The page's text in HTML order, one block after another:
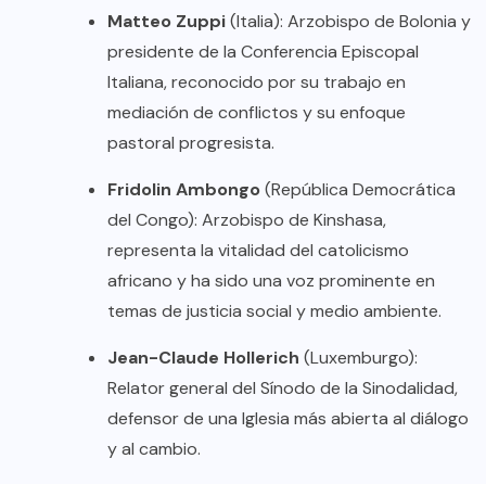
Matteo Zuppi(Italia): Arzobispo de Bolonia y
presidente de la Conferencia Episcopal
Italiana, reconocido por su trabajo en
mediación de conflictos y su enfoque
pastoral progresista.
Fridolin Ambongo(República Democrática
del Congo): Arzobispo de Kinshasa,
representa la vitalidad del catolicismo
africano y ha sido una voz prominente en
temas de justicia social y medio ambiente.
Jean-Claude Hollerich (Luxemburgo):
Relator general del Sínodo de la Sinodalidad,
defensor de una Iglesia más abierta al diálogo
y al cambio.